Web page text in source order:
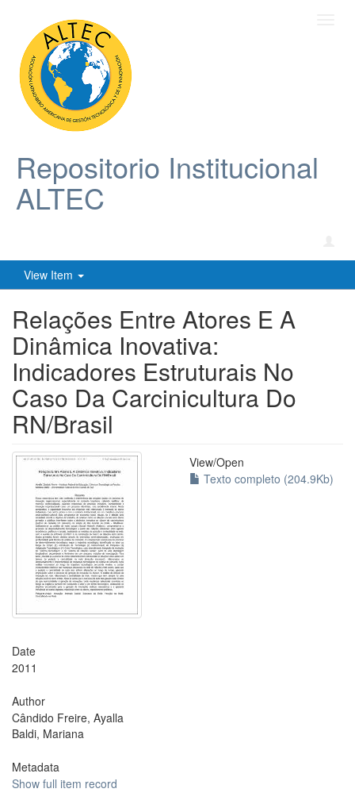
Repositorio Institucional
ALTEC
View Item
Relações Entre Atores E A
Dinâmica Inovativa:
Indicadores Estruturais No
Caso Da Carcinicultura Do
RN/Brasil
View/Open
Texto completo (204.9Kb)
Date
2011
Author
Cândido Freire, Ayalla
Baldi, Mariana
Metadata
Show full item record